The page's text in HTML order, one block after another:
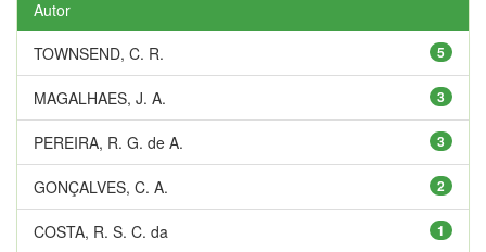
Autor
5
TOWNSEND, C. R.
3
MAGALHAES, J. A.
3
PEREIRA, R. G. de A.
2
GONÇALVES, C. A.
1
COSTA, R. S. C. da